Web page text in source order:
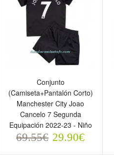
Conjunto
(Camiseta+Pantalón Corto)
Conjunto
(Camiseta+Pantalón Corto)
Manchester City Joao
Cancelo 7 Segunda
Equipación 2022-23 - Niño
69.55€ 29.90€